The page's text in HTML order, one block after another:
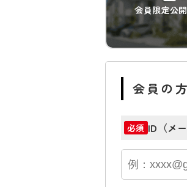
会員限定公
会員の
必須 ID（メ